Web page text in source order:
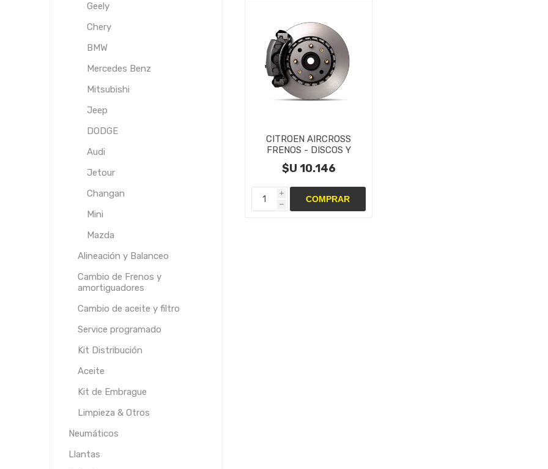
CITROEN AIRCROSS
FRENOS - DISCOS Y
PASTILLAS
$U 10.146
i
h
Geely
Chery
BMW
Mercedes Benz
Mitsubishi
Jeep
DODGE
Audi
Jetour
Changan
Mini
Mazda
Alineación y Balanceo
Cambio de Frenos y
amortiguadores
Cambio de aceite y filtro
Service programado
Kit Distribución
Aceite
Kit de Embrague
Limpieza & Otros
Neumáticos
Llantas